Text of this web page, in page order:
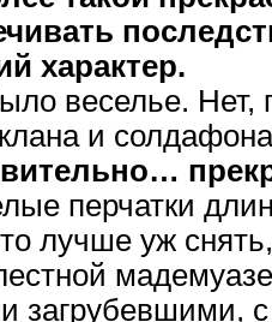
характер.
веселье.
и
перчатки
лучше уж
загрубевшими,